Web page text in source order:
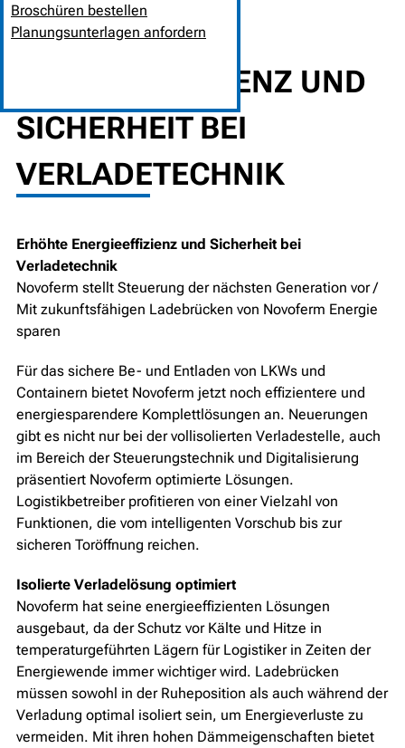
Broschüren bestellen
Planungsunterlagen anfordern
ERHÖHTE
ENERGIEEFFIZIENZ UND
SICHERHEIT BEI
VERLADETECHNIK
Erhöhte Energieeffizienz und Sicherheit bei
Verladetechnik
Novoferm stellt Steuerung der nächsten Generation vor /
Mit zukunftsfähigen Ladebrücken von Novoferm Energie
sparen
Für das sichere Be- und Entladen von LKWs und
Containern bietet Novoferm jetzt noch effizientere und
energiesparendere Komplettlösungen an. Neuerungen
gibt es nicht nur bei der vollisolierten Verladestelle, auch
im Bereich der Steuerungstechnik und Digitalisierung
präsentiert Novoferm optimierte Lösungen.
Logistikbetreiber profitieren von einer Vielzahl von
Funktionen, die vom intelligenten Vorschub bis zur
sicheren Toröffnung reichen.
Isolierte Verladelösung optimiert
Novoferm hat seine energieeffizienten Lösungen
ausgebaut, da der Schutz vor Kälte und Hitze in
temperaturgeführten Lägern für Logistiker in Zeiten der
Energiewende immer wichtiger wird. Ladebrücken
müssen sowohl in der Ruheposition als auch während der
Verladung optimal isoliert sein, um Energieverluste zu
vermeiden. Mit ihren hohen Dämmeigenschaften bietet